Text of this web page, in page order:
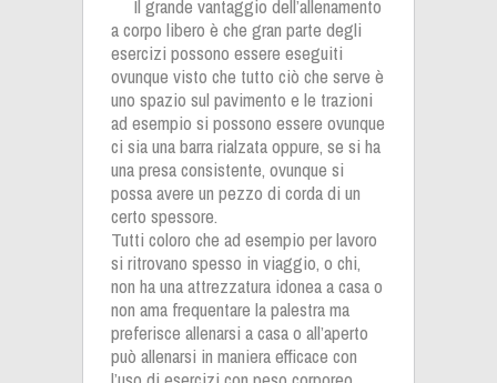
Il grande vantaggio dell’allenamento
a corpo libero è che gran parte degli
esercizi possono essere eseguiti
ovunque visto che tutto ciò che serve è
uno spazio sul pavimento e le trazioni
ad esempio si possono essere ovunque
ci sia una barra rialzata oppure, se si ha
una presa consistente, ovunque si
possa avere un pezzo di corda di un
certo spessore.
Tutti coloro che ad esempio per lavoro
si ritrovano spesso in viaggio, o chi,
non ha una attrezzatura idonea a casa o
non ama frequentare la palestra ma
preferisce allenarsi a casa o all’aperto
può allenarsi in maniera efficace con